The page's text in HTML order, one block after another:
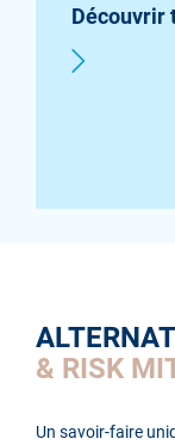
Découvrir
& RISK
Un savoir-faire